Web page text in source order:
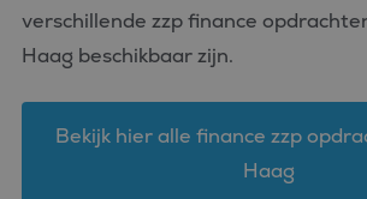
verschillende zzp finance
Haag beschikbaar zijn.
Bekijk hier alle finance zzp
Haag